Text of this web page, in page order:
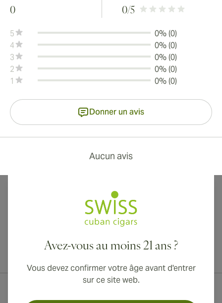
0 0/5
5
0% (0)
4
0% (0)
3
0% (0)
2
0% (0)
1
0% (0)
Donner un avis
Aucun avis
Avez-vous au moins 21 ans ?
Vous devez confirmer votre âge avant d'entrer
sur ce site web.
Livraison internationale disponible vers le Canada, le Royaume-Uni